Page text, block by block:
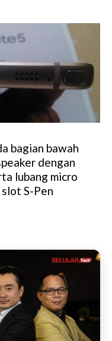
bagian bawah
dengan
lubang micro
S-Pen